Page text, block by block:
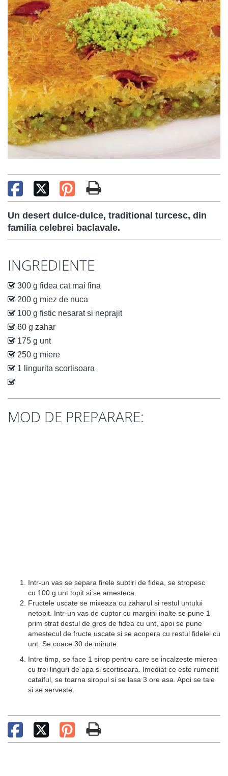
Un desert dulce-dulce, traditional turcesc, din
familia celebrei baclavale.
INGREDIENTE
300 g fidea cat mai fina
200 g miez de nuca
100 g fistic nesarat si neprajit
60 g zahar
175 g unt
250 g miere
1 lingurita scortisoara
MOD DE PREPARARE:
Intr-un vas se separa firele subtiri de fidea, se stropesc
cu 100 g unt topit si se amesteca.
Fructele uscate se mixeaza cu zaharul si restul untului
netopit. Intr-un vas de cuptor cu margini inalte se pune 1
prim strat destul de gros de fidea cu unt, apoi se pune
amestecul de fructe uscate si se acopera cu restul fidelei cu
unt. Se coace 30 de minute.
Intre timp, se face 1 sirop pentru care se incalzeste mierea
cu trei linguri de apa si scortisoara. Imediat ce este rumenit
cataiful, se toarna siropul si se lasa 3 ore asa. Apoi se taie
si se serveste.